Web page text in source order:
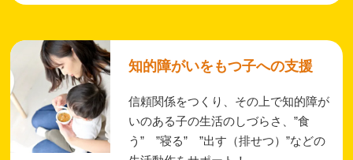
知的障がいをもつ子への支援
信頼関係をつくり、その上で知的障が
いのある子の生活のしづらさ、”食
う” ”寝る” ”出す（排せつ）”などの